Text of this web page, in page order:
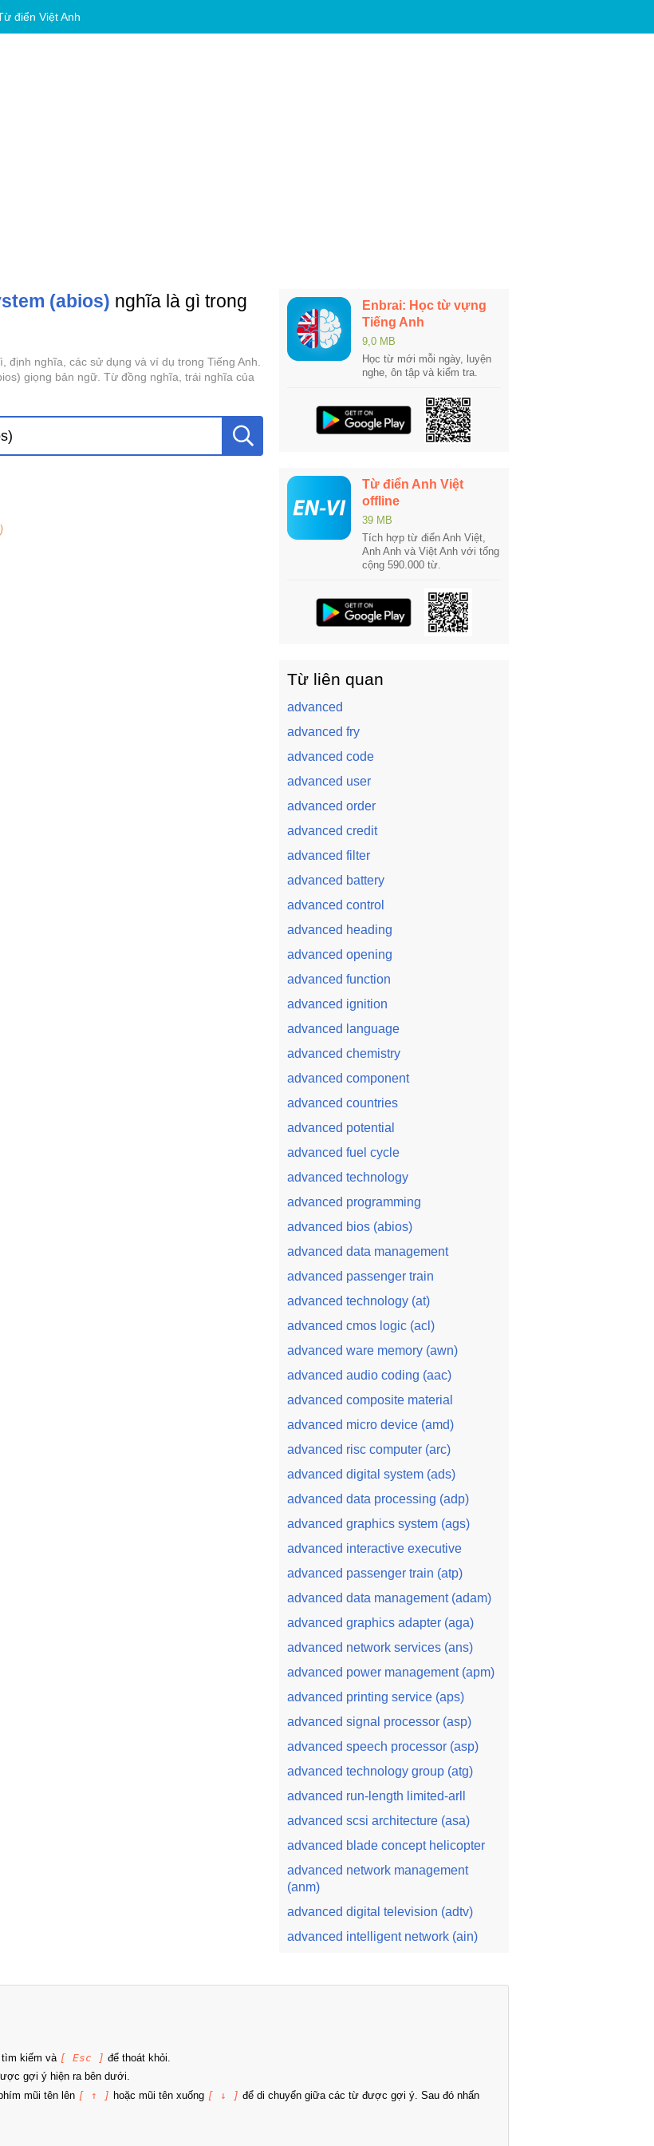
điển Việt Anh
(abios) nghĩa là gì trong
nghĩa, các sử dụng và ví dụ trong Tiếng Anh.
giọng bản ngữ. Từ đồng nghĩa, trái nghĩa của
Enbrai: Học từ vựng
Tiếng Anh
9,0 MB
Học từ mới mỗi ngày, luyện
nghe, ôn tập và kiểm tra.
Từ điển Anh Việt
offline
39 MB
Tích hợp từ điển Anh Việt,
Anh Anh và Việt Anh với tổng
cộng 590.000 từ.
Từ liên quan
advanced
advanced fry
advanced code
advanced user
advanced order
advanced credit
advanced filter
advanced battery
advanced control
advanced heading
advanced opening
advanced function
advanced ignition
advanced language
advanced chemistry
advanced component
advanced countries
advanced potential
advanced fuel cycle
advanced technology
advanced programming
advanced bios (abios)
advanced data management
advanced passenger train
advanced technology (at)
advanced cmos logic (acl)
advanced ware memory (awn)
advanced audio coding (aac)
advanced composite material
advanced micro device (amd)
advanced risc computer (arc)
advanced digital system (ads)
advanced data processing (adp)
advanced graphics system (ags)
advanced interactive executive
advanced passenger train (atp)
advanced data management (adam)
advanced graphics adapter (aga)
advanced network services (ans)
advanced power management (apm)
advanced printing service (aps)
advanced signal processor (asp)
advanced speech processor (asp)
advanced technology group (atg)
advanced run-length limited-arll
advanced scsi architecture (asa)
advanced blade concept helicopter
advanced network management
(anm)
advanced digital television (adtv)
advanced intelligent network (ain)
kiếm và [ Esc ] để thoát khỏi.
gợi ý hiện ra bên dưới.
mũi tên lên [ ↑ ] hoặc mũi tên xuống [ ↓ ] để di chuyển giữa các từ được gợi ý. Sau đó nhấn